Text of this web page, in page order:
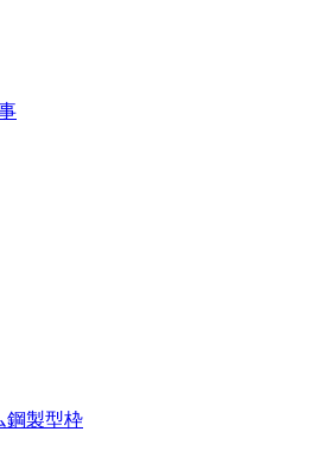
鋼製型枠